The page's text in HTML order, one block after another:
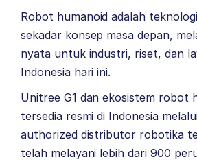
Robot humanoid adalah
sekadar konsep masa depan,
nyata untuk industri, riset, dan
Indonesia hari ini.
Unitree G1 dan ekosistem robot
tersedia resmi di Indonesia
authorized distributor robotika
telah melayani lebih dari 900